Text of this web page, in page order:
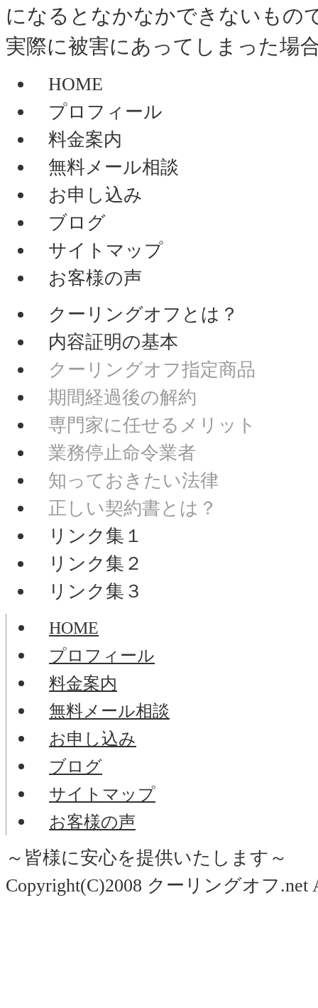
になるとなかなかできないもの
実際に被害にあってしまった場
HOME
プロフィール
料金案内
無料メール相談
お申し込み
ブログ
サイトマップ
お客様の声
クーリングオフとは？
内容証明の基本
クーリングオフ指定商品
期間経過後の解約
専門家に任せるメリット
業務停止命令業者
知っておきたい法律
正しい契約書とは？
リンク集１
リンク集２
リンク集３
HOME
プロフィール
料金案内
無料メール相談
お申し込み
ブログ
サイトマップ
お客様の声
～皆様に安心を提供いたします～
Copyright(C)2008 クーリングオフ.net